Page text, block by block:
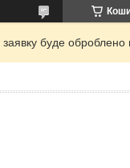
заявку буде